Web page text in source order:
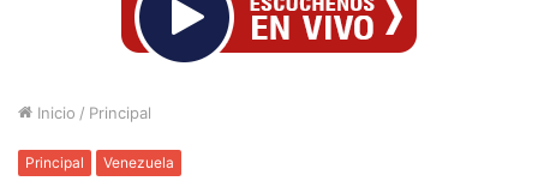
Inicio / Principal
Principal Venezuela